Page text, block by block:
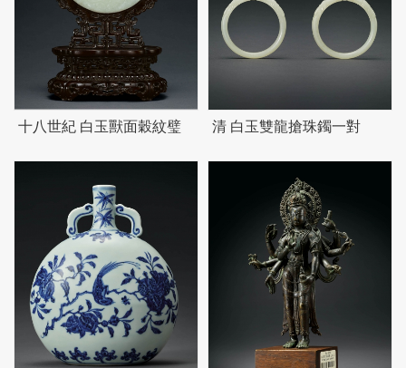
十八世紀 白玉獸面穀紋璧 清 白玉雙龍搶珠鐲一對